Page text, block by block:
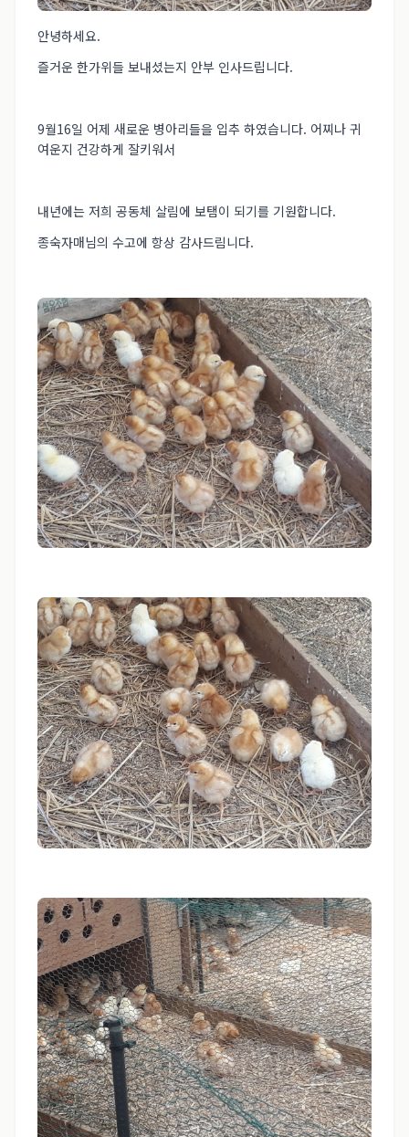
안녕하세요.
즐거운 한가위들 보내셨는지 안부 인사드립니다.
9월16일 어제 새로운 병아리들을 입추 하였습니다. 어찌나 귀
여운지 건강하게 잘키워서
내년에는 저희 공동체 살림에 보탬이 되기를 기원합니다.
종숙자매님의 수고에 항상 감사드림니다.